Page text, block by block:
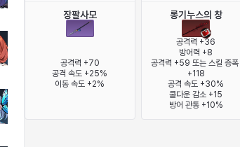
장팔사모
공격력 +70
공격 속도 +25%
이동 속도 +2%
롱기누스의 창
공격력 +36
방어력 +8
공격력 +59 또는 스킬 증폭
+118
공격 속도 +30%
쿨다운 감소 +15
방어 관통 +10%